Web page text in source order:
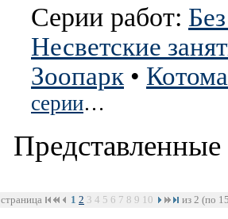
Серии работ:
Несветские
Зоопарк •
серии…
страница 1 2 3 4 5 6 7 8 9 10 из 2 (по